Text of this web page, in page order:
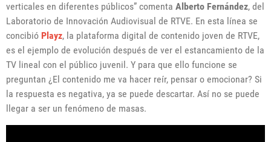
verticales en diferentes públicos” comenta Alberto Fernández, del
Laboratorio de Innovación Audiovisual de RTVE. En esta línea se
concibió Playz, la plataforma digital de contenido joven de RTVE,
es el ejemplo de evolución después de ver el estancamiento de la
TV lineal con el público juvenil. Y para que ello funcione se
preguntan ¿El contenido me va hacer reír, pensar o emocionar? Si
la respuesta es negativa, ya se puede descartar. Así no se puede
llegar a ser un fenómeno de masas.